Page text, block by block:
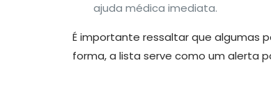
ajuda médica imediata.
É importante ressaltar que algumas
forma, a lista serve como um alerta